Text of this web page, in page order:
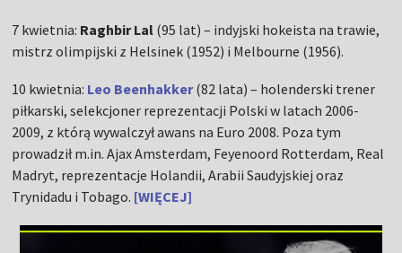
7 kwietnia: Raghbir Lal (95 lat) – indyjski hokeista na trawie,
mistrz olimpijski z Helsinek (1952) i Melbourne (1956).
10 kwietnia: Leo Beenhakker(82 lata) – holenderski trener
piłkarski, selekcjoner reprezentacji Polski w latach 2006-
2009, z którą wywalczył awans na Euro 2008. Poza tym
prowadził m.in. Ajax Amsterdam, Feyenoord Rotterdam, Real
Madryt, reprezentacje Holandii, Arabii Saudyjskiej oraz
Trynidadu i Tobago. [WIĘCEJ]